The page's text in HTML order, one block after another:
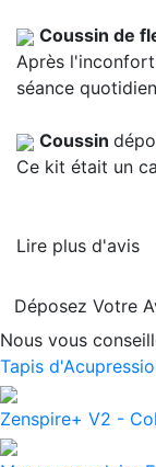
Coussin de
Après l'inconfort
séance
Coussin
Ce kit était un
Lire plus d'avis
Déposez Votre
Nous vous
Tapis
Zenspire+ V2 -